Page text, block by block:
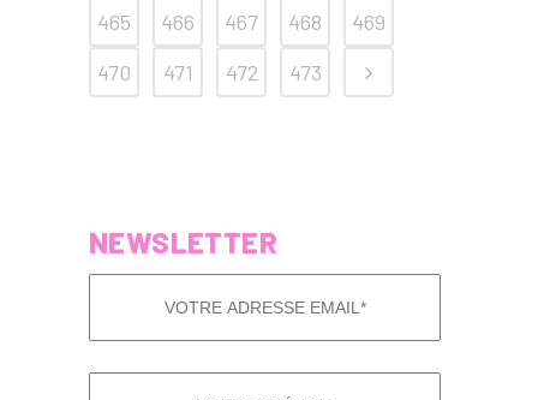
465 466 467 468
469
470
471 472 473
NEWSLETTER